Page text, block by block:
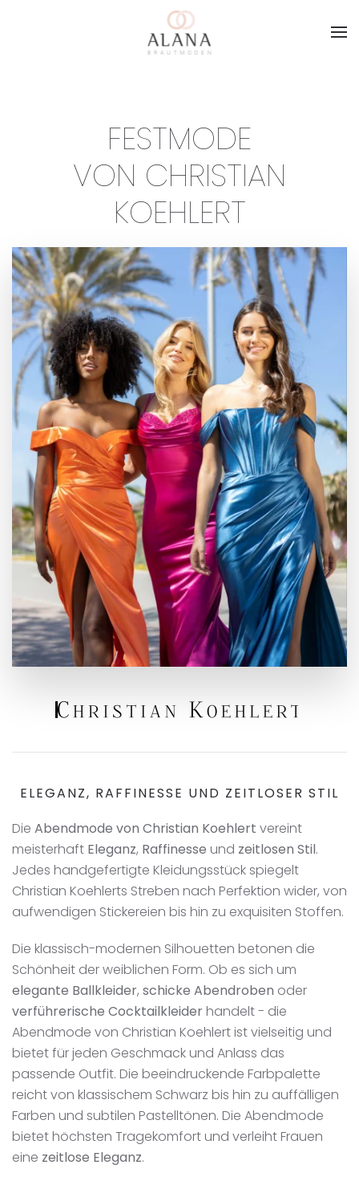
Skip to main content
FESTMODE
VON CHRISTIAN
KOEHLERT
ELEGANZ, RAFFINESSE UND ZEITLOSER STIL
Die Abendmode von Christian Koehlert vereint
meisterhaft Eleganz, Raffinesse und zeitlosen Stil.
Jedes handgefertigte Kleidungsstück spiegelt
Christian Koehlerts Streben nach Perfektion wider, von
aufwendigen Stickereien bis hin zu exquisiten Stoffen.
Die klassisch-modernen Silhouetten betonen die
Schönheit der weiblichen Form. Ob es sich um
elegante Ballkleider, schicke Abendroben oder
verführerische Cocktailkleider handelt - die
Abendmode von Christian Koehlert ist vielseitig und
bietet für jeden Geschmack und Anlass das
passende Outfit. Die beeindruckende Farbpalette
reicht von klassischem Schwarz bis hin zu auffälligen
Farben und subtilen Pastelltönen. Die Abendmode
bietet höchsten Tragekomfort und verleiht Frauen
eine zeitlose Eleganz.